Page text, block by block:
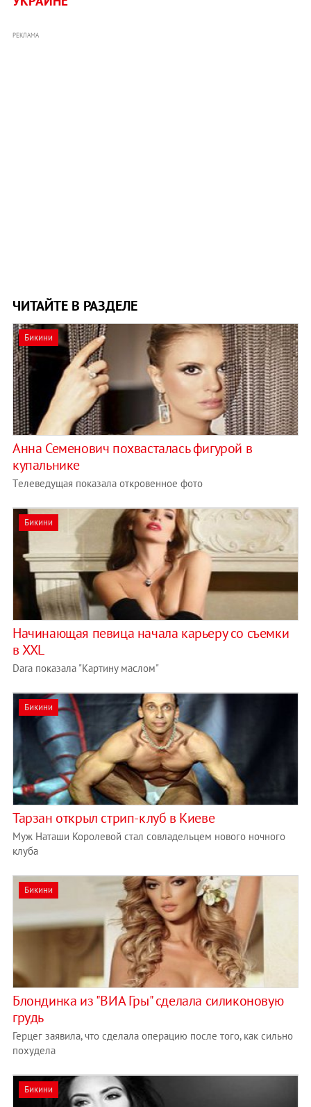
РЕКЛАМА
ЧИТАЙТЕ В РАЗДЕЛЕ
Бикини
Анна Семенович похвасталась фигурой в
купальнике
Tелеведущая показала откровенное фото
Бикини
Начинающая певица начала карьеру со съемки
в XXL
Dara показала "Картину маслом"
Бикини
Тарзан открыл стрип-клуб в Киеве
Муж Наташи Королевой стал совладельцем нового ночного
клуба
Бикини
Блондинка из "ВИА Гры" сделала силиконовую
грудь
Герцег заявила, что сделала операцию после того, как сильно
похудела
Бикини